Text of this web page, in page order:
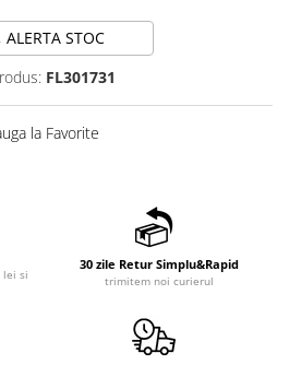
ALERTA STOC
FL301731
la Favorite
lei si
30 zile Retur Simplu&Rapid
trimitem noi curierul